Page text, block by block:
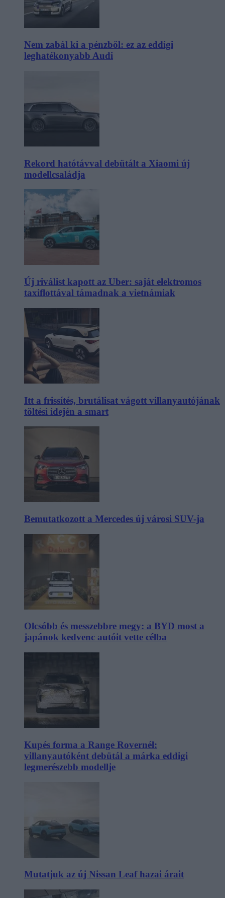
Nem zabál ki a pénzből: ez az eddigi
leghatékonyabb Audi
Rekord hatótávval debütált a Xiaomi új
modellcsaládja
Új riválist kapott az Uber: saját elektromos
taxiflottával támadnak a vietnámiak
Itt a frissítés, brutálisat vágott villanyautójának
töltési idején a smart
Bemutatkozott a Mercedes új városi SUV-ja
Olcsóbb és messzebbre megy: a BYD most a
japánok kedvenc autóit vette célba
Kupés forma a Range Rovernél:
villanyautóként debütál a márka eddigi
legmerészebb modellje
Mutatjuk az új Nissan Leaf hazai árait